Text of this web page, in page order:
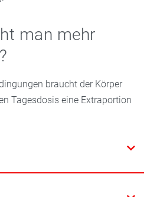
man mehr
braucht der Körper
Tagesdosis eine Extraportion
Bedarf an Magnesium,